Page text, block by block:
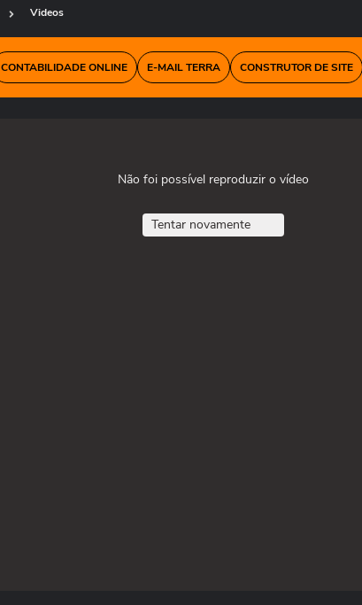
Videos
CONTABILIDADE ONLINE E-MAIL TERRA CONSTRUTOR DE SITE
Não foi possível reproduzir o vídeo
Tentar novamente